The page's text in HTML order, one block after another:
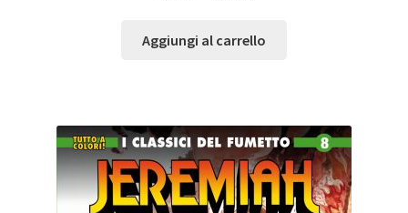
Aggiungi al carrello